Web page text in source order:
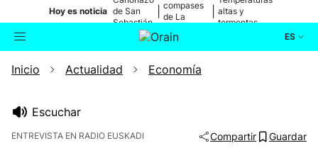
Hoy es noticia de San
Sebastián
compases
de La
altas y
tormentas
ES
Buscador Actualidad
Inicio Actualidad Economía
Escuchar
ENTREVISTA EN RADIO EUSKADI Compartir Guardar